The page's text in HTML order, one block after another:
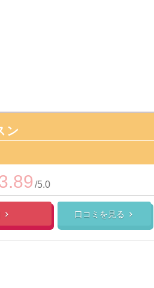
ン
/5.0
 口コミを見る 